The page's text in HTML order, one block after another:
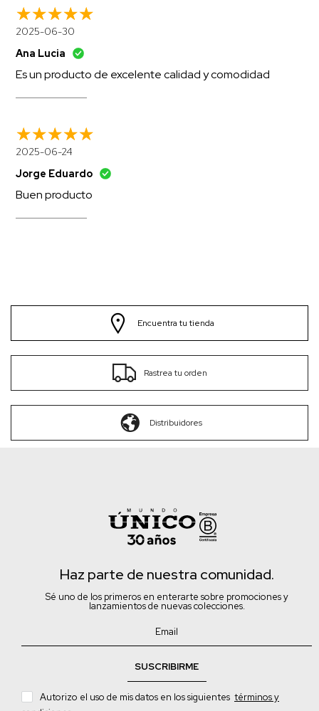
2025-06-30
Ana Lucia
Es un producto de excelente calidad y comodidad
2025-06-24
Jorge Eduardo
Buen producto
Encuentra tu tienda
Rastrea tu orden
Distribuidores
Haz parte de nuestra comunidad.
Sé uno de los primeros en enterarte sobre promociones y
lanzamientos de nuevas colecciones.
SUSCRIBIRME
Autorizo el uso de mis datos en los siguientes términos y